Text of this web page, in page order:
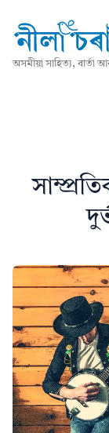
অসমীয়া সাহিত্য,